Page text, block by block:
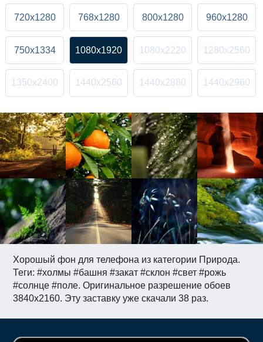
Хорошый фон для телефона из категории Природа.
Теги: #холмы #башня #закат #склон #свет #рожь
#солнце #поле. Оригинальное разрешение обоев
3840x2160. Эту заставку уже скачали 38 раз.
720x1280 768x1280 800x1280 960x1280
750x1334 1080x1920 1080x2220 1280x2560
1350x2400 1440x2560 1440x2880 1440x2960